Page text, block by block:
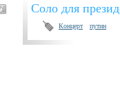
Соло для
Концерт путин